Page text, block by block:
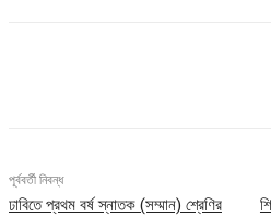
পূর্ববর্তী নিবন্ধ
ঢাবিতে প্রথম বর্ষ স্নাতক (সম্মান) শ্রেণির